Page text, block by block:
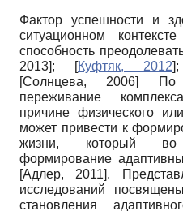
Фактор успешности и
ситуационном
способность
2013]; [Куфтяк, 2012]
[Солнцева, 2006]
По
переживание
причине физического
может привести к
жизни, который во
формирование
[Адлер, 2011].
исследований
становления